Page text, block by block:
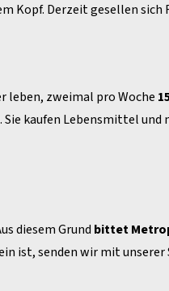
Kopf. Derzeit gesellen sich
leben, zweimal pro Woche
Sie kaufen Lebensmittel und
diesem Grund bittet
ist, senden wir mit